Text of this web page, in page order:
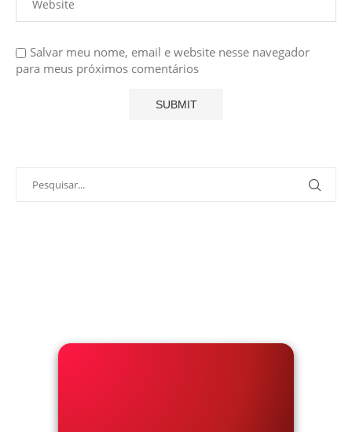
Salvar meu nome, email e website nesse navegador
para meus próximos comentários